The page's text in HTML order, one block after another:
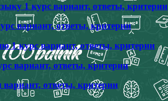
1 курс вариант, ответы, критерии
вариант, ответы, критерии
1 курс вариант, ответы, критерии
вариант, ответы, критерии
ответы, критерии